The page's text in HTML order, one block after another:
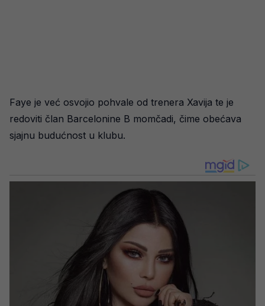
Faye je već osvojio pohvale od trenera Xavija te je
redoviti član Barcelonine B momčadi, čime obećava
sjajnu budućnost u klubu.